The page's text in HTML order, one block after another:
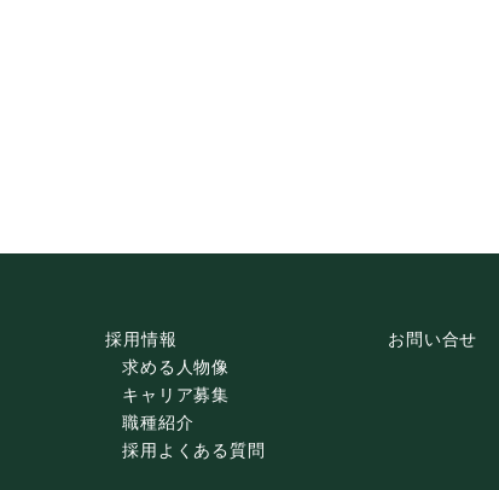
採用情報
求める人物像
キャリア募集
職種紹介
採用よくある質問
お問い合せ